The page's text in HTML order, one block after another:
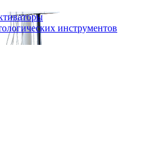
инструментов